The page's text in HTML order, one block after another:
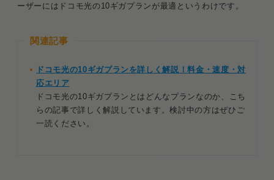
ーザーにはドコモ光の10ギガプランが最適というわけです。
関連記事
ドコモ光の10ギガプランを詳しく解説！料金・速度・対
応エリア
ドコモ光の10ギガプランとはどんなプランなのか、こち
らの記事で詳しく解説しています。検討中の方はぜひご
一読ください。